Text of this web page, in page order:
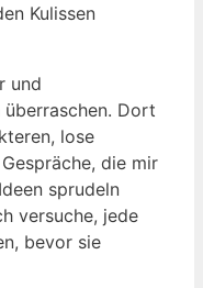
Kulissen
und
Dort
lose
die mir
sprudeln
versuche, jede
bevor sie